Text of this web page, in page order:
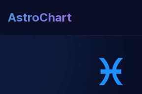
AstroChart
♓